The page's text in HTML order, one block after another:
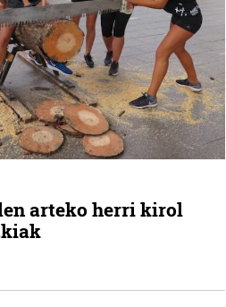
arteko herri kirol